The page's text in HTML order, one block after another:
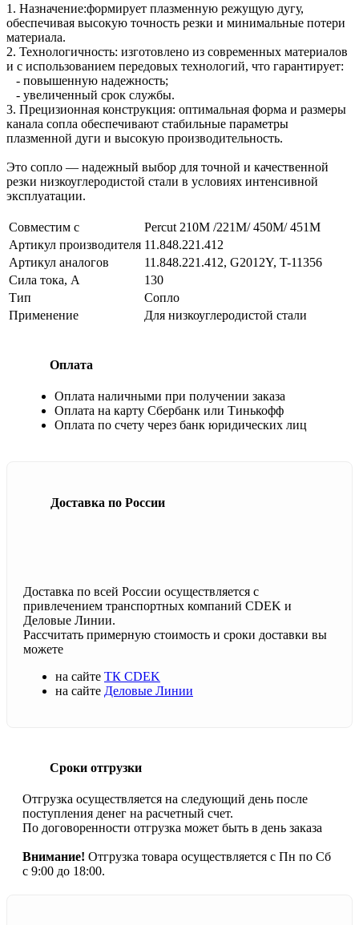
1. Назначение:формирует плазменную режущую дугу,
обеспечивая высокую точность резки и минимальные потери
материала.
2. Технологичность: изготовлено из современных материалов
и с использованием передовых технологий, что гарантирует:
- повышенную надежность;
- увеличенный срок службы.
3. Прецизионная конструкция: оптимальная форма и размеры
канала сопла обеспечивают стабильные параметры
плазменной дуги и высокую производительность.
Это сопло — надежный выбор для точной и качественной
резки низкоуглеродистой стали в условиях интенсивной
эксплуатации.
Совместим с
Percut 210M /221M/ 450M/ 451M
Артикул производителя 11.848.221.412
Артикул аналогов
11.848.221.412, G2012Y, T-11356
Сила тока, А
130
Тип
Сопло
Применение
Для низкоуглеродистой стали
Оплата
Оплата наличными при получении заказа
Оплата на карту Сбербанк или Тинькофф
Оплата по счету через банк юридических лиц
Доставка по России
Доставка по всей России осуществляется с
привлечением транспортных компаний CDEK и
Деловые Линии.
Рассчитать примерную стоимость и сроки доставки вы
можете
на сайте ТК CDEK
на сайте Деловые Линии
Сроки отгрузки
Отгрузка осуществляется на следующий день после
поступления денег на расчетный счет.
По договоренности отгрузка может быть в день заказа
Внимание! Отгрузка товара осуществляется с Пн по Сб
с 9:00 до 18:00.